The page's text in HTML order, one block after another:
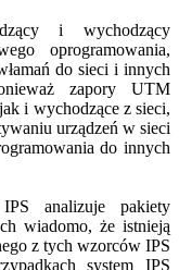
i wychodzący
oprogramowania,
do sieci i innych
zapory UTM
i wychodzące z sieci,
urządzeń w sieci
do innych
analizuje pakiety
wiadomo, że istnieją
z tych wzorców IPS
system IPS